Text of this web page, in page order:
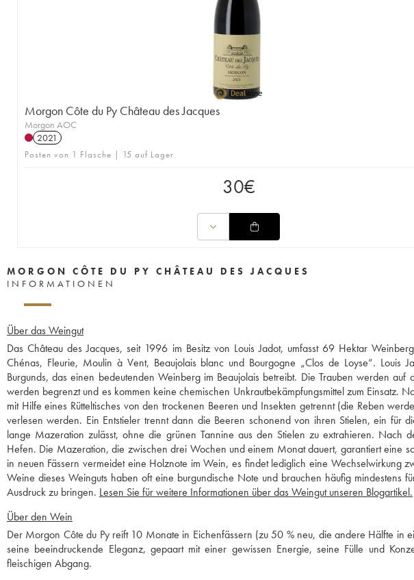
Morgon Côte du Py Château des Jacques
Morgon AOC
2021
Posten von 1 Flasche | 15 auf Lager
30€
MORGON CÔTE DU PY CHÂTEAU DES JACQUES
INFORMATIONEN
Über das Weingut
Das Château des Jacques, seit 1996 im Besitz von Louis Jadot, umfasst 69 Hektar
Chénas, Fleurie, Moulin à Vent, Beaujolais blanc und Bourgogne „Clos de Loyse“. Louis
Burgunds, das einen bedeutenden Weinberg im Beaujolais betreibt. Die Trauben werden
werden begrenzt und es kommen keine chemischen Unkrautbekämpfungsmittel zum Einsatz.
mit Hilfe eines Rütteltisches von den trockenen Beeren und Insekten getrennt (die Reben
verlesen werden. Ein Entstieler trennt dann die Beeren schonend von ihren Stielen, ein für
lange Mazeration zulässt, ohne die grünen Tannine aus den Stielen zu extrahieren. Nach
Hefen. Die Mazeration, die zwischen drei Wochen und einem Monat dauert, garantiert eine
in neuen Fässern vermeidet eine Holznote im Wein, es findet lediglich eine Wechselwirkung
Weine dieses Weinguts haben oft eine burgundische Note und brauchen häufig mindestens
Ausdruck zu bringen. Lesen Sie für weitere Informationen über das Weingut unseren Blogartikel.
Über den Wein
Der Morgon Côte du Py reift 10 Monate in Eichenfässern (zu 50 % neu, die andere Hälfte in
seine beeindruckende Eleganz, gepaart mit einer gewissen Energie, seine Fülle und
fleischigen Abgang.